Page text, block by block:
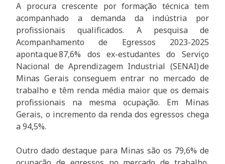
A procura crescente por formação técnica tem
acompanhado a demanda da indústria por
profissionais qualificados. A pesquisa de
Acompanhamento de Egressos 2023-2025
aponta que 87,6% dos ex-estudantes do Serviço
Nacional de Aprendizagem Industrial (SENAI) de
Minas Gerais conseguem entrar no mercado de
trabalho e têm renda média maior que os demais
profissionais na mesma ocupação. Em Minas
Gerais, o incremento da renda dos egressos chega
a 94,5%.
Outro dado destaque para Minas são os 79,6% de